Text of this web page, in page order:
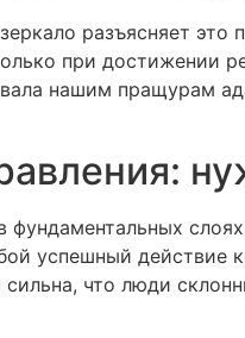
разъясняет
при достижении
нашим пращурам
успешный действие
сильна, что люди